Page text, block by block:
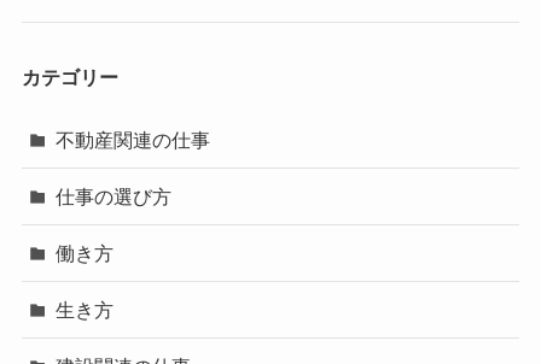
カテゴリー
不動産関連の仕事
仕事の選び方
働き方
生き方